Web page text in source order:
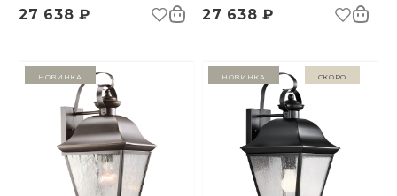
27 638 ₽
27 638 ₽
Новинка Новинка Скоро